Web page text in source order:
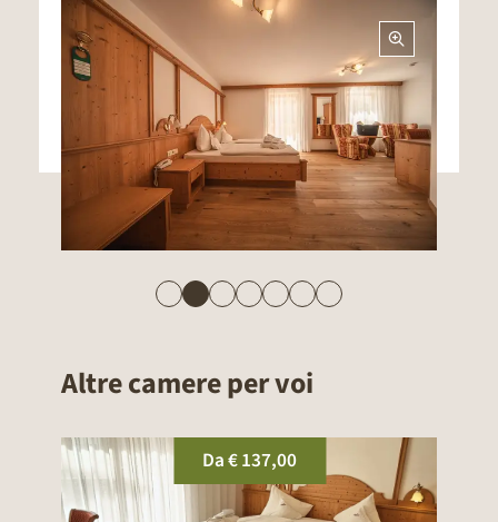
Da 7
giorni
€ 125 € 128.- € 131.-
Altre camere per voi
Da€ 132